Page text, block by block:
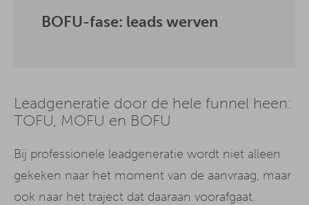
BOFU-fase: leads werven
Leadgeneratie door de hele funnel heen:
TOFU, MOFU en BOFU
Bij professionele leadgeneratie wordt niet alleen
gekeken naar het moment van de aanvraag, maar
ook naar het traject dat daaraan voorafgaat.